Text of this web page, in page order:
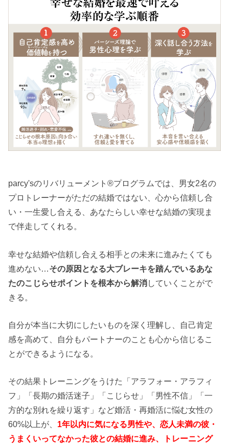
parcy'sのリバリューメント®︎プログラムでは、男女2名の
プロトレーナーがただの結婚ではない、心から信頼し合
い・一生愛し合える、あなたらしい幸せな結婚の実現ま
で伴走してくれる。
幸せな結婚や信頼し合える相手との未来に進みたくても
進めない… その原因となる大ブレーキを踏んでいるあな
たのこじらせポイントを根本から解消していくことがで
きる。
自分が本当に大切にしたいものを深く理解し、自己肯定
感を高めて、自分もパートナーのことも心から信じるこ
とができるようになる。
その結果トレーニングをうけた「アラフォー・アラフィ
フ」「長期の婚活迷子」「こじらせ」「男性不信」「一
方的な別れを繰り返す」など婚活・再婚活に悩む女性の
60%以上が、 1年以内に気になる男性や、恋人未満の彼・
うまくいってなかった彼との結婚に進み、トレーニング